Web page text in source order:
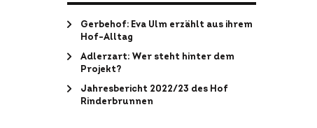
Gerbehof: Eva Ulm erzählt aus ihrem
Hof-Alltag
Adlerzart: Wer steht hinter dem
Projekt?
Jahresbericht 2022/23 des Hof
Rinderbrunnen